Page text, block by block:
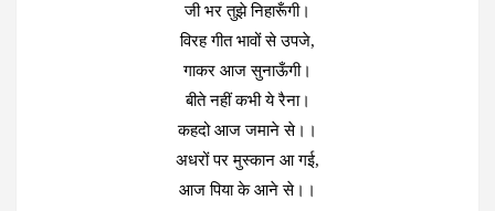
जी भर तुझे निहारूँगी।
विरह गीत भावों से उपजे,
गाकर आज सुनाऊँगी।
बीते नहीं कभी ये रैना।
कहदो आज जमाने से।।
अधरों पर मुस्कान आ गई,
आज पिया के आने से।।